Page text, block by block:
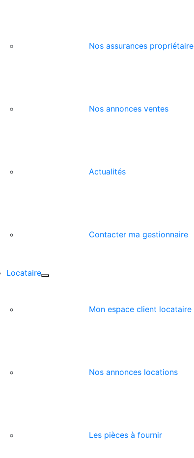
Nos assurances propriétaire
Nos annonces ventes
Actualités
Contacter ma gestionnaire
Locataire
Mon espace client locataire
Nos annonces locations
Les pièces à fournir